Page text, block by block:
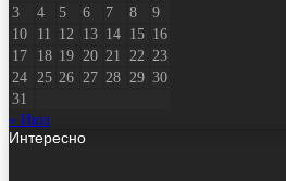
3
4 5 6 7 8
9
10
11 12 13 14 15 16
17
18 19 20 21 22 23
24
25 26 27 28 29 30
31
« Июл
Интересно